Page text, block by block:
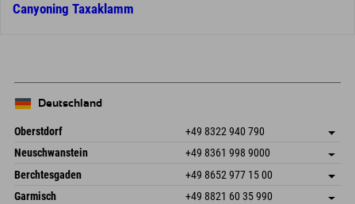
Canyoning Taxaklamm
Deutschland
Oberstdorf +49 8322 940 790
An der Breitach 3
Deutschland
Adresse speichern
Buchen
Neuschwanstein +49 8361 998 9000
An der Riese 45
87484 Nesselwang im Allgäu
Deutschland
Adresse speichern
Anreiseinfos
Buchen
Berchtesgaden +49 8652 977 15 00
Hofreitstr. 7
Adresse speichern
Garmisch +49 8821 60 35 990